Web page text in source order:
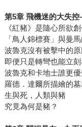
第5章 飛機迷的大失控
《紅豬》是隨心所欲
「鳥人錦標賽」與曼
波魯克沒有被擊中的原
即便只是轉彎也能立
波魯克和卡地士誰更優
羅德．達爾所描繪的
生與死，人類與豬
究竟為何是豬？